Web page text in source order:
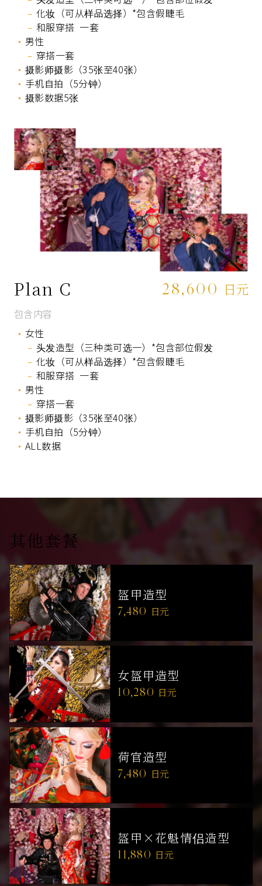
化妆（可从样品选择）*包含假睫毛
和服穿搭 一套
男性
穿搭一套
摄影师摄影（35张至40张）
手机自拍（5分钟）
摄影数据5张
Plan C 28,600 日元
包含内容
女性
头发造型（三种类可选一）*包含部位假发
化妆（可从样品选择）*包含假睫毛
和服穿搭 一套
男性
穿搭一套
摄影师摄影（35张至40张）
手机自拍（5分钟）
ALL数据
其他套餐
盔甲造型
7,480 日元
女盔甲造型
10,280 日元
荷官造型
7,480 日元
盔甲×花魁情侣造型
11,880 日元